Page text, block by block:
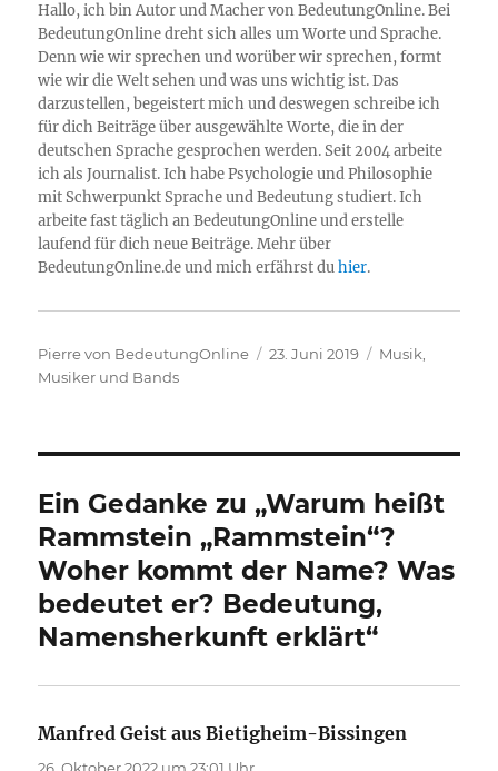
Hallo, ich bin Autor und Macher von BedeutungOnline. Bei
BedeutungOnline dreht sich alles um Worte und Sprache.
Denn wie wir sprechen und worüber wir sprechen, formt
wie wir die Welt sehen und was uns wichtig ist. Das
darzustellen, begeistert mich und deswegen schreibe ich
für dich Beiträge über ausgewählte Worte, die in der
deutschen Sprache gesprochen werden. Seit 2004 arbeite
ich als Journalist. Ich habe Psychologie und Philosophie
mit Schwerpunkt Sprache und Bedeutung studiert. Ich
arbeite fast täglich an BedeutungOnline und erstelle
laufend für dich neue Beiträge. Mehr über
BedeutungOnline.de und mich erfährst duhier.
Autor
Pierre von BedeutungOnline
Veröffentlicht
23. Juni 2019 Kategorien
Musik,
Musiker und Bands
Ein Gedanke zu „Warum heißt
Rammstein „Rammstein“?
Woher kommt der Name? Was
bedeutet er? Bedeutung,
Namensherkunft erklärt“
Manfred Geist aus Bietigheim-Bissingen